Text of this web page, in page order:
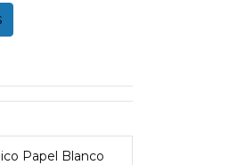
Papel Blanco